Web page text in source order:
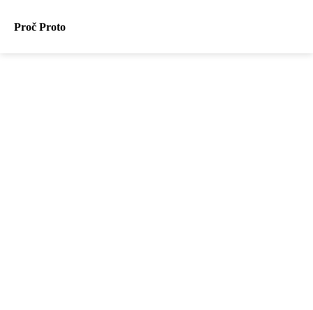
Proč Proto